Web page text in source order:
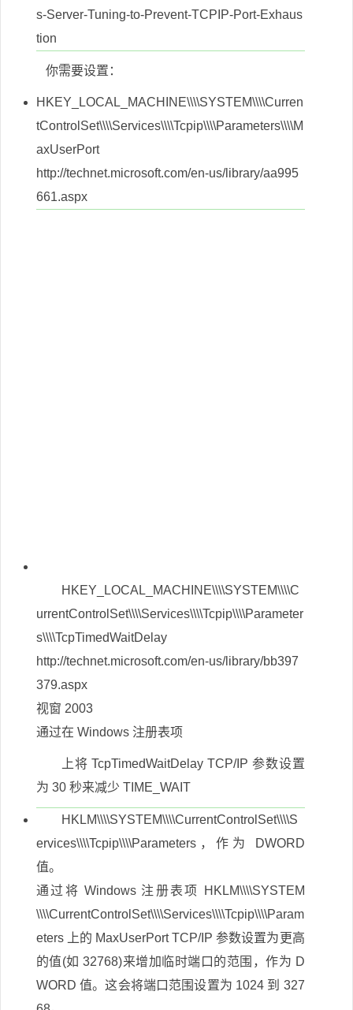
s-Server-Tuning-to-Prevent-TCPIP-Port-Exhaus
tion
你需要设置：
HKEY_LOCAL_MACHINE\\\\SYSTEM\\\\Curren
tControlSet\\\\Services\\\\Tcpip\\\\Parameters\\\\M
axUserPort
http://technet.microsoft.com/en-us/library/aa995
661.aspx
HKEY_LOCAL_MACHINE\\\\SYSTEM\\\\C
urrentControlSet\\\\Services\\\\Tcpip\\\\Parameter
s\\\\TcpTimedWaitDelay
http://technet.microsoft.com/en-us/library/bb397
379.aspx
视窗 2003
通过在 Windows 注册表项
上将 TcpTimedWaitDelay TCP/IP 参数设置
为 30 秒来减少 TIME_WAIT
HKLM\\\\SYSTEM\\\\CurrentControlSet\\\\S
ervices\\\\Tcpip\\\\Parameters，作为 DWORD
值。
通过将 Windows 注册表项 HKLM\\\\SYSTEM
\\\\CurrentControlSet\\\\Services\\\\Tcpip\\\\Param
eters 上的 MaxUserPort TCP/IP 参数设置为更高
的值(如 32768)来增加临时端口的范围，作为 D
WORD 值。这会将端口范围设置为 1024 到 327